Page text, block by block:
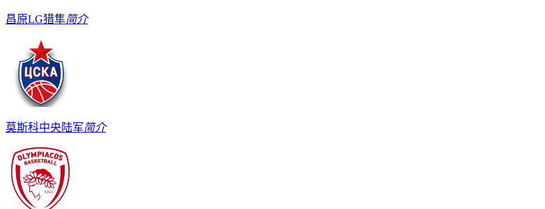
昌原LG猎隼简介
莫斯科中央陆军简介